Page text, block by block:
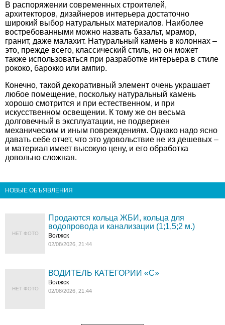
В распоряжении современных строителей,
архитекторов, дизайнеров интерьера достаточно
широкий выбор натуральных материалов. Наиболее
востребованными можно назвать базальт, мрамор,
гранит, даже малахит. Натуральный камень в колоннах –
это, прежде всего, классический стиль, но он может
также использоваться при разработке интерьера в стиле
рококо, барокко или ампир.
Конечно, такой декоративный элемент очень украшает
любое помещение, поскольку натуральный камень
хорошо смотрится и при естественном, и при
искусственном освещении. К тому же он весьма
долговечный в эксплуатации, не подвержен
механическим и иным повреждениям. Однако надо ясно
давать себе отчет, что это удовольствие не из дешевых –
и материал имеет высокую цену, и его обработка
довольно сложная.
НОВЫЕ ОБЪЯВЛЕНИЯ
НЕТ ФОТО
Продаются кольца ЖБИ, кольца для
водопровода и канализации (1;1,5;2 м.)
Волжск
02/08/2026, 21:44
НЕТ ФОТО
ВОДИТЕЛЬ КАТЕГОРИИ «C»
Волжск
02/08/2026, 21:44